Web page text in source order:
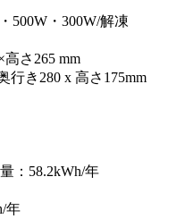
500W・300W/解凍
さ265 mm
行き280 x 高さ175mm
：58.2kWh/年
年